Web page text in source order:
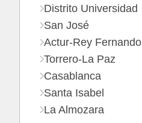
Distrito Universidad
San José
Actur-Rey Fernando
Torrero-La Paz
Casablanca
Santa Isabel
La Almozara